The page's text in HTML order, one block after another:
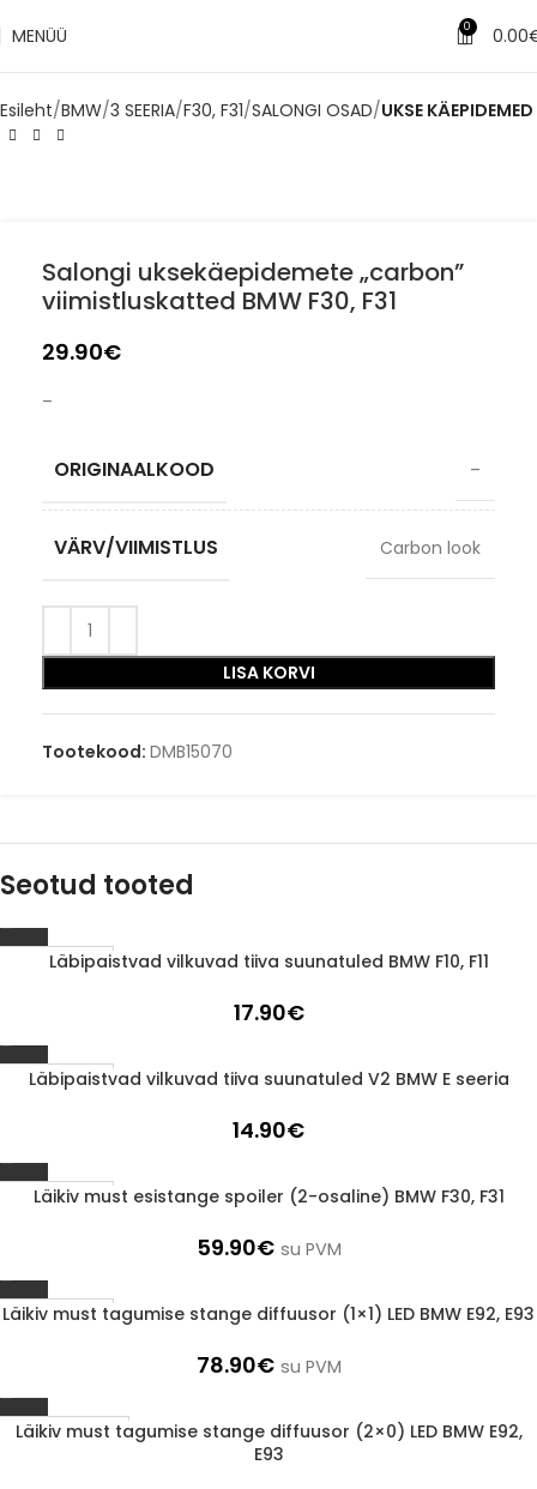
MENÜÜ 0 0.00
Esileht BMW 3 SEERIA F30, F31 SALONGI OSAD UKSE KÄEPIDEMED
Salongi uksekäepidemete „carbon”
viimistluskatted BMW F30, F31
29.90€
–
ORIGINAALKOOD –
VÄRV/VIIMISTLUS Carbon look
✔Tarne 1–3 tööpäeva jooksul
LISA KORVI
Tootekood: DMB15070
Seotud tooted
1-3 D.D.
Läbipaistvad vilkuvad tiiva suunatuled BMW F10, F11
17.90€
1-3 D.D.
Läbipaistvad vilkuvad tiiva suunatuled V2 BMW E seeria
14.90€
1-3 D.D.
Läikiv must esistange spoiler (2-osaline) BMW F30, F31
59.90€ su PVM
1-3 D.D.
Läikiv must tagumise stange diffuusor (1×1) LED BMW E92, E93
78.90€ su PVM
LÄBIMÜÜDUD
Läikiv must tagumise stange diffuusor (2×0) LED BMW E92,
E93